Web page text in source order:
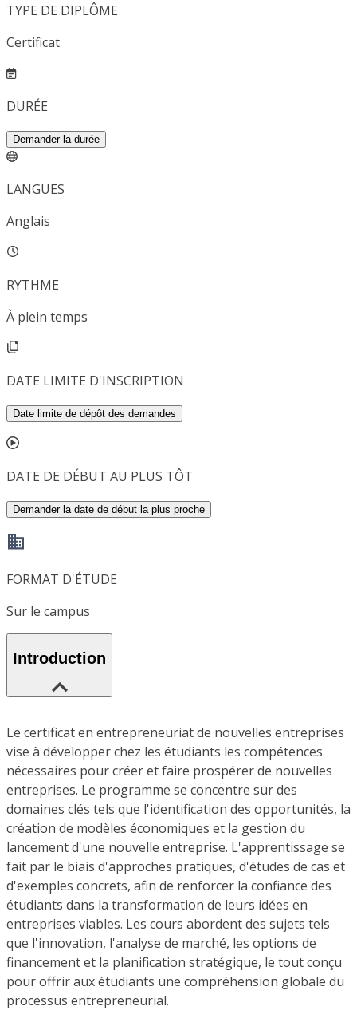
TYPE DE DIPLÔME
Certificat
DURÉE
Demander la durée
LANGUES
Anglais
RYTHME
À plein temps
DATE LIMITE D'INSCRIPTION
Date limite de dépôt des demandes
DATE DE DÉBUT AU PLUS TÔT
Demander la date de début la plus proche
FORMAT D'ÉTUDE
Sur le campus
Introduction
Le certificat en entrepreneuriat de nouvelles entreprises
vise à développer chez les étudiants les compétences
nécessaires pour créer et faire prospérer de nouvelles
entreprises. Le programme se concentre sur des
domaines clés tels que l'identification des opportunités, la
création de modèles économiques et la gestion du
lancement d'une nouvelle entreprise. L'apprentissage se
fait par le biais d'approches pratiques, d'études de cas et
d'exemples concrets, afin de renforcer la confiance des
étudiants dans la transformation de leurs idées en
entreprises viables. Les cours abordent des sujets tels
que l'innovation, l'analyse de marché, les options de
financement et la planification stratégique, le tout conçu
pour offrir aux étudiants une compréhension globale du
processus entrepreneurial.